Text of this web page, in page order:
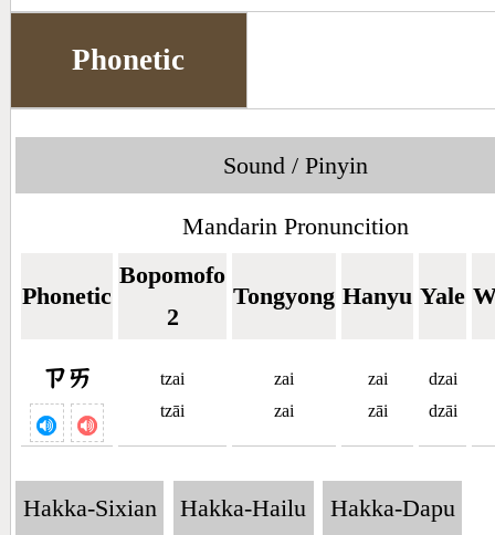
Phonetic
Sound / Pinyin
Mandarin Pronuncition
Phonetic
Bopomofo
2
Tongyong Hanyu Yale
ㄗㄞ
tzai
tzāi
zai
zai
zai
zāi
dzai
dzāi
Hakka-Sixian Hakka-Hailu Hakka-Dapu